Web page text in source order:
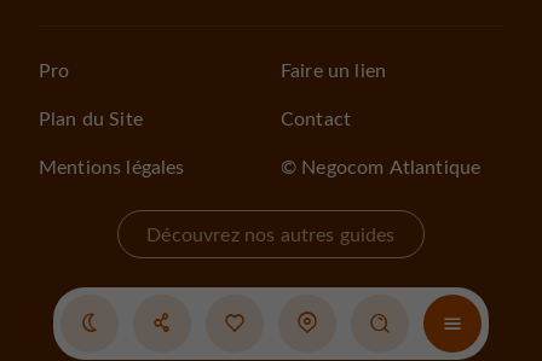
Pro
Plan du Site
Mentions légales
Faire un lien
Contact
© Negocom Atlantique
Découvrez nos autres guides